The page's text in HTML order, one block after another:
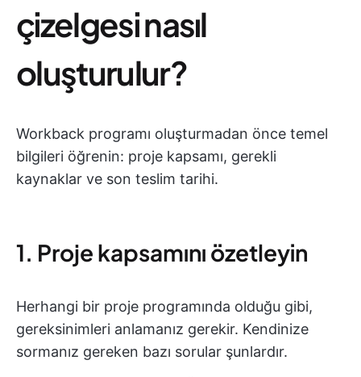
çizelgesi nasıl
oluşturulur?
Workback programı oluşturmadan önce temel
bilgileri öğrenin: proje kapsamı, gerekli
kaynaklar ve son teslim tarihi.
1. Proje kapsamını özetleyin
Herhangi bir proje programında olduğu gibi,
gereksinimleri anlamanız gerekir. Kendinize
sormanız gereken bazı sorular şunlardır.